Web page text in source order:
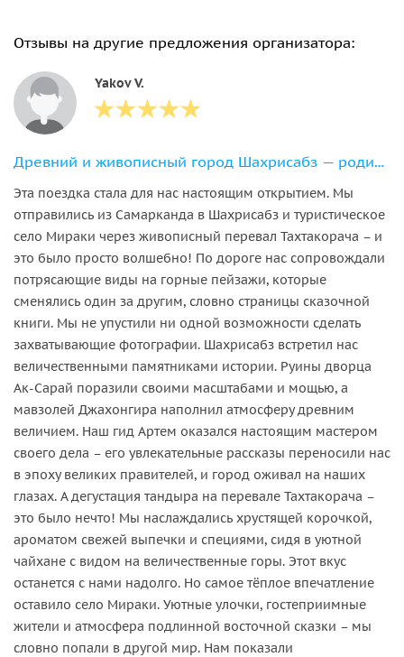
Отзывы на другие предложения организатора:
Yakov V.
Древний и живописный город Шахрисабз — родина Тамерлана
Эта поездка стала для нас настоящим открытием. Мы
отправились из Самарканда в Шахрисабз и туристическое
село Мираки через живописный перевал Тахтакорача – и
это было просто волшебно! По дороге нас сопровождали
потрясающие виды на горные пейзажи, которые
сменялись один за другим, словно страницы сказочной
книги. Мы не упустили ни одной возможности сделать
захватывающие фотографии. Шахрисабз встретил нас
величественными памятниками истории. Руины дворца
Ак-Сарай поразили своими масштабами и мощью, а
мавзолей Джахонгира наполнил атмосферу древним
величием. Наш гид Артем оказался настоящим мастером
своего дела – его увлекательные рассказы переносили нас
в эпоху великих правителей, и город оживал на наших
глазах. А дегустация тандыра на перевале Тахтакорача –
это было нечто! Мы наслаждались хрустящей корочкой,
ароматом свежей выпечки и специями, сидя в уютной
чайхане с видом на величественные горы. Этот вкус
останется с нами надолго. Но самое тёплое впечатление
оставило село Мираки. Уютные улочки, гостеприимные
жители и атмосфера подлинной восточной сказки – мы
словно попали в другой мир. Нам показали